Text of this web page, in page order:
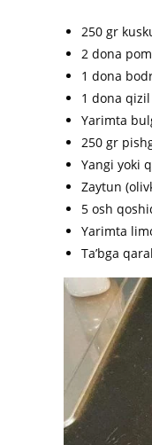
250 gr
2 dona
1 dona
1 dona qizil
Yarimta
250 gr
Yangi yoki
Zaytun
5 osh
Yarimta
Ta’bga